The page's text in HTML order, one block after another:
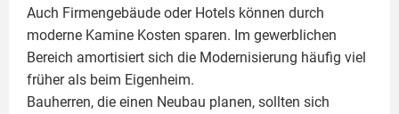
Auch Firmengebäude oder Hotels können durch
moderne Kamine Kosten sparen. Im gewerblichen
Bereich amortisiert sich die Modernisierung häufig viel
früher als beim Eigenheim.
Bauherren, die einen Neubau planen, sollten sich